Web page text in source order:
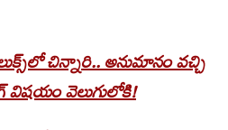
చిన్నారి.. అనుమానం వచ్చి
విషయం వెలుగులోకి!